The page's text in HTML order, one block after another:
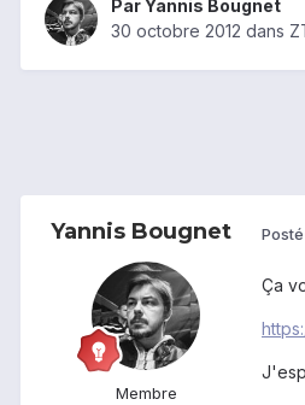
ParYannis Bougnet
30 octobre 2012 dans
Yannis Bougnet
Membre
Ça